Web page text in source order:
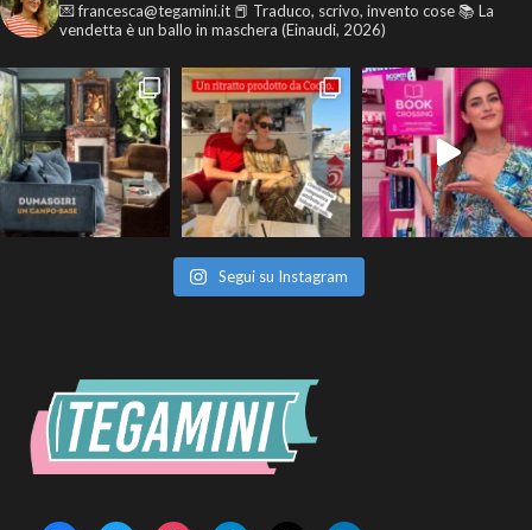
💌 francesca@tegamini.it 📕 Traduco, scrivo, invento cose📚 La
vendetta è un ballo in maschera (Einaudi, 2026)
Segui su Instagram